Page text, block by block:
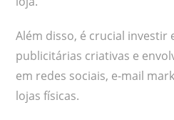
Além disso, é crucial investir
publicitárias criativas e
em redes sociais, e-mail
lojas físicas.